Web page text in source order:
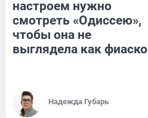
настроем нужно
смотреть «Одиссею»,
чтобы она не
выглядела как фиаско
Надежда Губарь